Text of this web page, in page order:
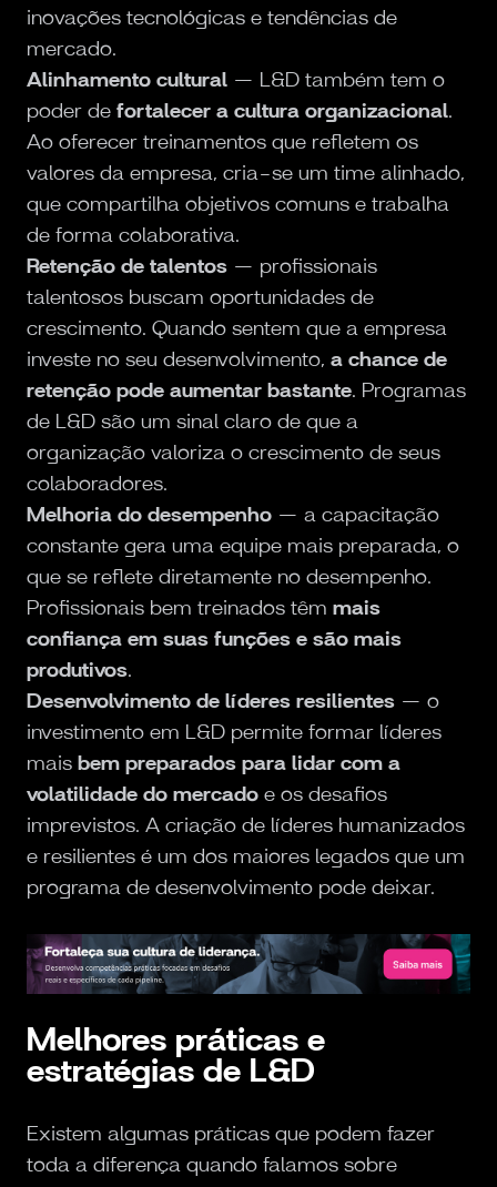
inovações tecnológicas e tendências de
mercado.
Alinhamento cultural — L&D também tem o
poder de fortalecer a cultura organizacional.
Ao oferecer treinamentos que refletem os
valores da empresa, cria-se um time alinhado,
que compartilha objetivos comuns e trabalha
de forma colaborativa.
Retenção de talentos — profissionais
talentosos buscam oportunidades de
crescimento. Quando sentem que a empresa
investe no seu desenvolvimento, a chance de
retenção pode aumentar bastante. Programas
de L&D são um sinal claro de que a
organização valoriza o crescimento de seus
colaboradores.
Melhoria do desempenho — a capacitação
constante gera uma equipe mais preparada, o
que se reflete diretamente no desempenho.
Profissionais bem treinados têm mais
confiança em suas funções e são mais
produtivos.
Desenvolvimento de líderes resilientes — o
investimento em L&D permite formar líderes
mais bem preparados para lidar com a
volatilidade do mercado e os desafios
imprevistos. A criação de líderes humanizados
e resilientes é um dos maiores legados que um
programa de desenvolvimento pode deixar.
Melhores práticas e
estratégias de L&D
Existem algumas práticas que podem fazer
toda a diferença quando falamos sobre